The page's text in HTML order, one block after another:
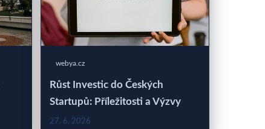
webya.cz
Růst Investic do Českých
Startupů: Příležitosti a Výzvy
27. 6. 2026